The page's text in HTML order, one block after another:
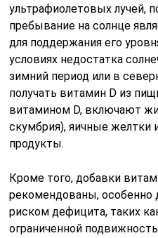
ультрафиолетовых лучей,
пребывание на солнце
для поддержания его
условиях недостатка
зимний период или в
получать витамин D из
витамином D, включают
скумбрия), яичные
продукты.
Кроме того, добавки
рекомендованы,
риском дефицита, таких
ограниченной